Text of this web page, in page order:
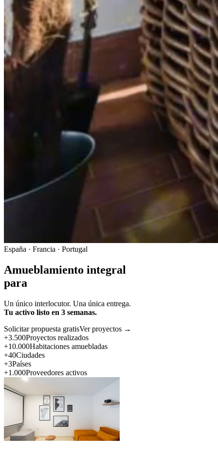
España · Francia · Portugal
Amueblamiento integral
para
Un único interlocutor. Una única entrega.
Tu activo listo en 3 semanas.
Solicitar propuesta gratisVer proyectos →
+3.500Proyectos realizados
+10.000Habitaciones amuebladas
+40Ciudades
+3Países
+1.000Proveedores activos